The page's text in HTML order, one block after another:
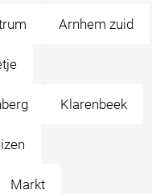
Arnhem zuid
Klarenbeek
Markt